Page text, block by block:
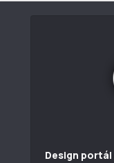
Design portál